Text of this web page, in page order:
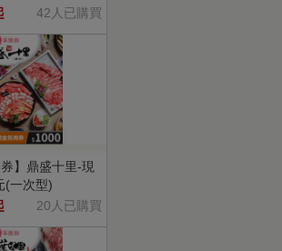
42人已購買
券】鼎盛十里-現
(一次型)
20人已購買